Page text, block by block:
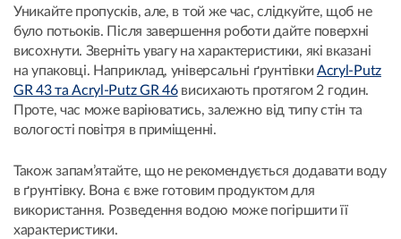
Уникайте пропусків, але, в той же час, слідкуйте, щоб не
було потьоків. Після завершення роботи дайте поверхні
висохнути. Зверніть увагу на характеристики, які вказані
на упаковці. Наприклад, універсальні ґрунтівки Acryl-Putz
GR 43 та Acryl-Putz GR 46висихають протягом 2 годин.
Проте, час може варіюватись, залежно від типу стін та
вологості повітря в приміщенні.
Також запам’ятайте, що не рекомендується додавати воду
в ґрунтівку. Вона є вже готовим продуктом для
використання. Розведення водою може погіршити її
характеристики.